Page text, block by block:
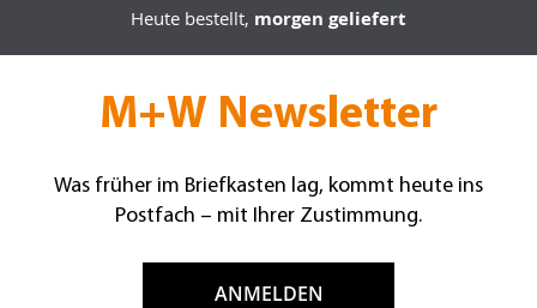
Heute bestellt, morgen geliefert
M+W Newsletter
Was früher im Briefkasten lag, kommt heute ins
Postfach – mit Ihrer Zustimmung.
ANMELDEN